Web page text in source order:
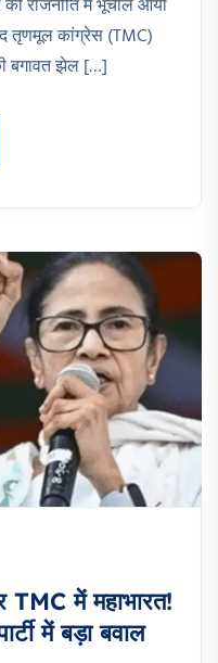
की राजनीति में भूचाल आया
तृणमूल कांग्रेस (TMC)
बगावत झेल […]
TMC में महाभारत!
में बड़ा बवाल